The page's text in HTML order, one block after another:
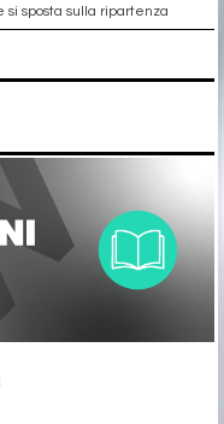
si sposta sulla ripartenza